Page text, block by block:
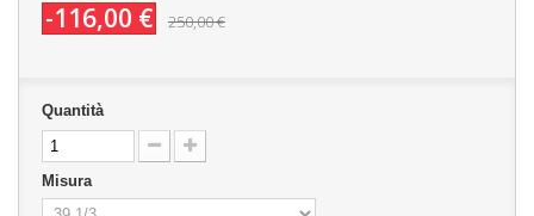
-116,00 € 250,00 €
Quantità
Misura